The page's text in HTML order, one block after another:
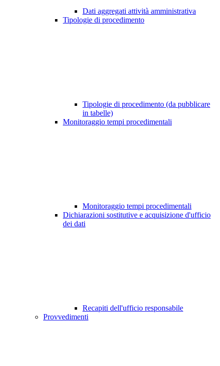
Dati aggregati attività amministrativa
Tipologie di procedimento
Tipologie di procedimento (da pubblicare
in tabelle)
Monitoraggio tempi procedimentali
Monitoraggio tempi procedimentali
Dichiarazioni sostitutive e acquisizione d'ufficio
dei dati
Recapiti dell'ufficio responsabile
Provvedimenti